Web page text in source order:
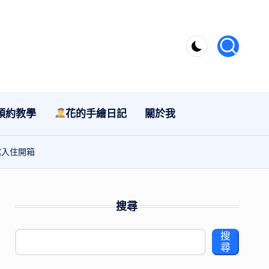
約教學 花的手繪日記 關於我
住開箱
搜尋
搜
尋